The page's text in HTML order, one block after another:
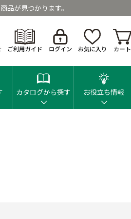
品が見つかります。
ご利用ガイド ログイン お気に入り カート
カタログから探す お役立ち情報